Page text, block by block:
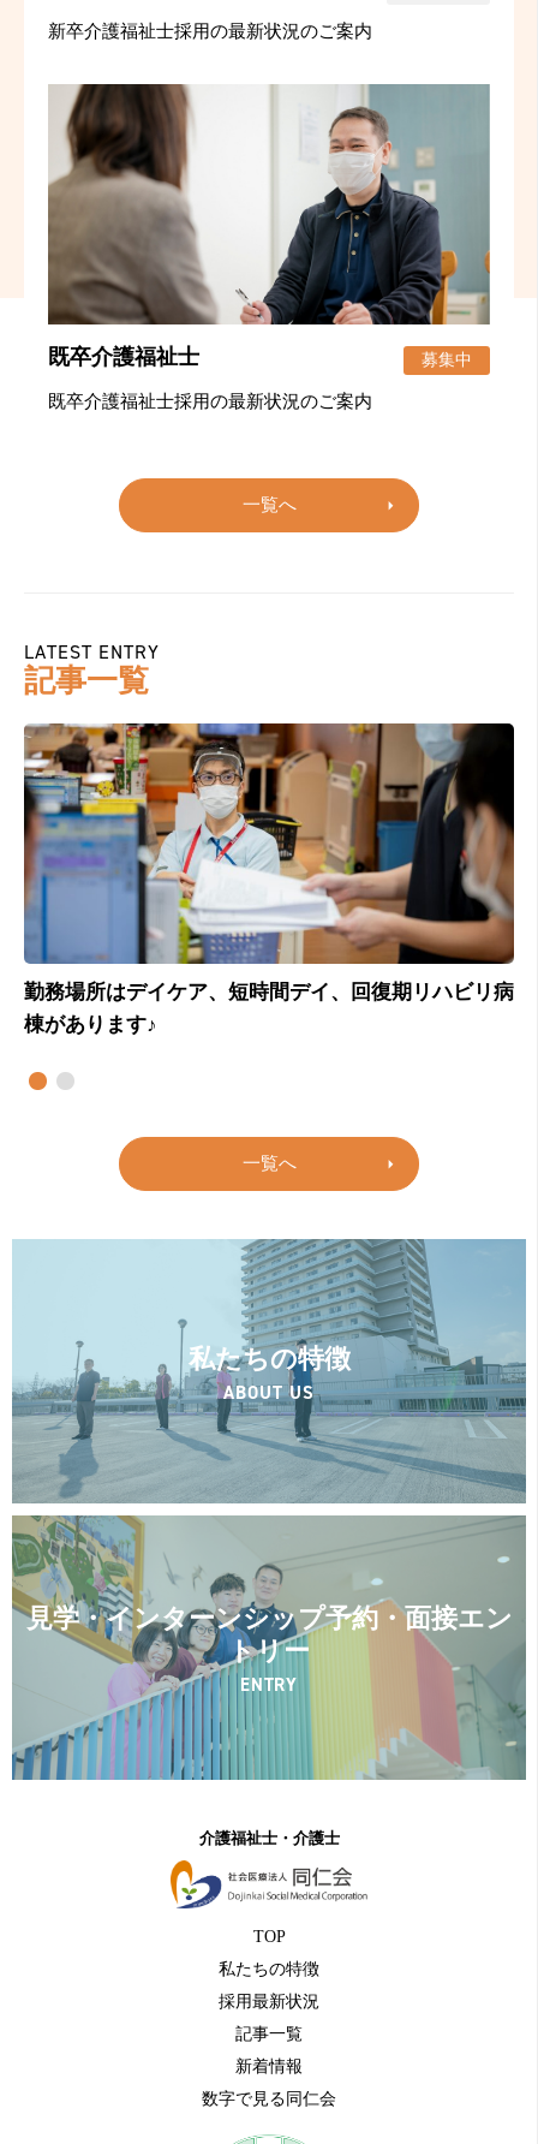
新卒介護福祉士採用の最新状況のご案内
募集中
既卒介護福祉士
既卒介護福祉士採用の最新状況のご案内
一覧へ
LATEST ENTRY
記事一覧
勤務場所はデイケア、短時間デイ、回復期リハビリ病
棟があります♪
一覧へ
私たちの特徴
ABOUT US
見学・インターンシップ予約・面接エン
トリー
ENTRY
介護福祉士・介護士
TOP
私たちの特徴
採用最新状況
記事一覧
新着情報
数字で見る同仁会